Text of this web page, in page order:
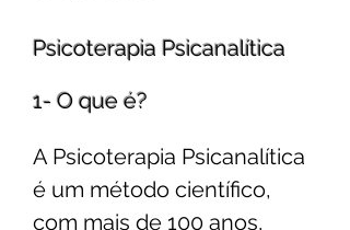
Psicoterapia Psicanalítica
1- O que é?
A Psicoterapia Psicanalítica
é um método científico,
com mais de 100 anos,